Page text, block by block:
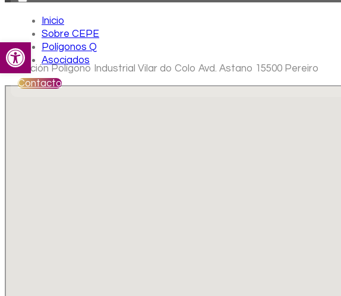
Abrir barra de herramientas
Inicio
Sobre CEPE
Polígonos Q
Asociados
Contacto
Ubicación Polígono Industrial Vilar do Colo Avd. Astano 15500 Pereiro